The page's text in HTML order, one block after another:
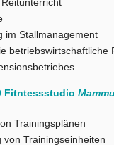
im Stallmanagement
betriebswirtschaftliche
Fitntessstudio
Trainingsplänen
von Trainingseinheiten